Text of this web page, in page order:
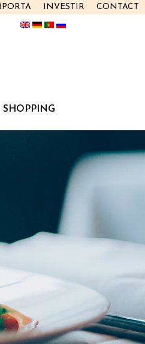
CONTACT
INVESTIR
SHOPPING